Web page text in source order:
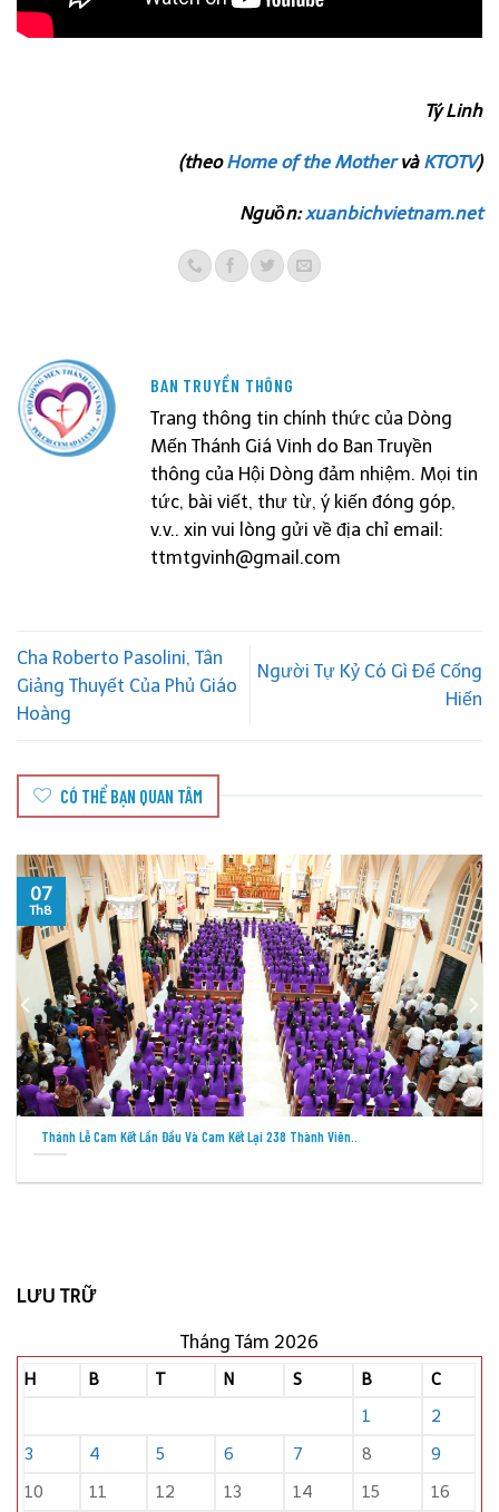
Tý Linh
(theoHome of the Mothervà KTOTV)
Nguồn:xuanbichvietnam.net
BAN TRUYỀN THÔNG
Trang thông tin chính thức của Dòng
Mến Thánh Giá Vinh do Ban Truyền
thông của Hội Dòng đảm nhiệm. Mọi tin
tức, bài viết, thư từ, ý kiến đóng góp,
v.v.. xin vui lòng gửi về địa chỉ email:
ttmtgvinh@gmail.com
Cha Roberto Pasolini, Tân
Giảng Thuyết Của Phủ Giáo
Hoàng
Người Tự Kỷ Có Gì Để Cống
Hiến
CÓ THỂ BẠN QUAN TÂM
Cáo Phó: Thân Phụ Của Nữ Tu Têrêxa Hoàng Thị Hiển – Cộng..
06
Th8
LƯU TRỮ
Tháng Tám 2026
H B T N S B C
1
2
3
4 5 6 7 8
9
10
11 12 13 14 15
16